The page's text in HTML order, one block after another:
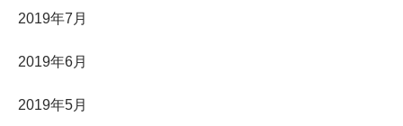
2019年7月
2019年6月
2019年5月